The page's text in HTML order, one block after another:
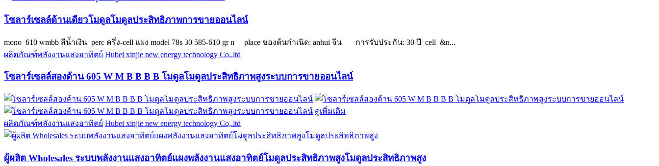
โซลาร์เซลล์ด้านเดียวโมดูลโมดูลประสิทธิภาพการขายออนไลน์
mono 610 wmbb สีน้ำเงิน perc ครึ่ง-cell แผง model 78s 30 585-610 gr n place ของต้นกำเนิด: anhui จีน การรับประกัน: 30 ปี cell &n...
ผลิตภัณฑ์พลังงานแสงอาทิตย์ Hubei xinjie new energy technology Co,.ltd
โซลาร์เซลล์สองด้าน 605 W M B B B B โมดูลโมดูลประสิทธิภาพสูงระบบการขายออนไลน์
ดูเพิ่มเติม
ผลิตภัณฑ์พลังงานแสงอาทิตย์ Hubei xinjie new energy technology Co,.ltd
ผู้ผลิต Wholesales ระบบพลังงานแสงอาทิตย์แผงพลังงานแสงอาทิตย์โมดูลประสิทธิภาพสูงโมดูลประสิทธิภาพสูง